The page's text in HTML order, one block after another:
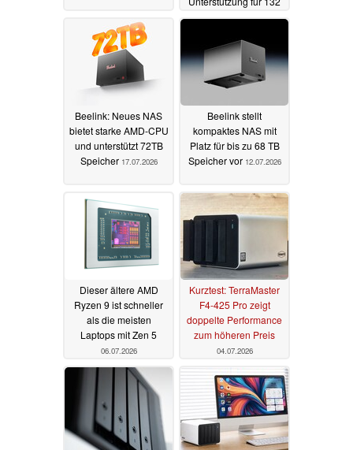
TB Speicher19.07.2026
Beelink: Neues NAS
bietet starke AMD-CPU
und unterstützt 72TB
Speicher 17.07.2026
Beelink stellt
kompaktes NAS mit
Platz für bis zu 68 TB
Speicher vor 12.07.2026
Dieser ältere AMD
Ryzen 9 ist schneller
als die meisten
Laptops mit Zen 5
06.07.2026
Kurztest: TerraMaster
F4-425 Pro zeigt
doppelte Performance
zum höheren Preis
04.07.2026